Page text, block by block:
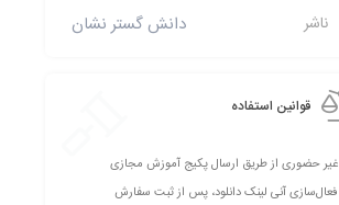
ناشر دانش گستر نشان
قوانین استفاده
غیر حضوری از طریق ارسال پکیج آموزش مجازی
فعال‌سازی آنی لینک دانلود، پس از ثبت سفارش